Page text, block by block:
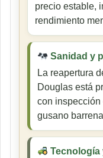
precio estable,
rendimiento
Sanidad y
La reapertura
Douglas está
con inspección
gusano
Tecnología